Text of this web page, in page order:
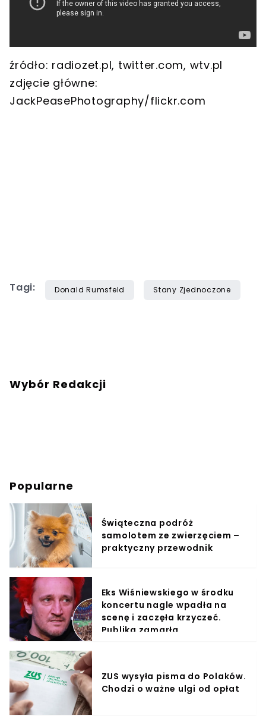
źródło: radiozet.pl, twitter.com, wtv.pl
zdjęcie główne:
JackPeasePhotography/flickr.com
Tagi: Donald Rumsfeld Stany Zjednoczone
Wybór Redakcji
Popularne
Świąteczna podróż
samolotem ze zwierzęciem –
praktyczny przewodnik
Eks Wiśniewskiego w środku
koncertu nagle wpadła na
scenę i zaczęła krzyczeć.
Publika zamarła
ZUS wysyła pisma do Polaków.
Chodzi o ważne ulgi od opłat